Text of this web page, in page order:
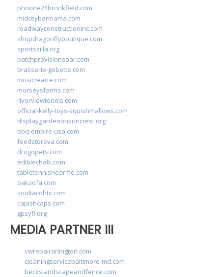
phoone24brookfield.com
mickeybarmama.com
roadwayconstructioninc.com
shopdragonflyboutique.com
sportszilla.org
batchprovisionsbar.com
brasserie-gobette.com
musicrearte.com
morseysfarms.com
riverviewtennis.com
official-kelly-toys-squishmallows.com
displaygardenonsuncrest.org
bbq-empire-usa.com
feedstoreva.com
drogopets.com
ediblechalk.com
tabletennisnearme.com
oaksofa.com
soultacohtx.com
capishcaps.com
gpsyfl.org
MEDIA PARTNER III
vwrepairarlington.com
cleaningservicebaltimore-md.com
beckslandscapeandfence.com